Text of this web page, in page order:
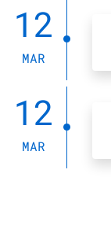
12
MAR
12
MAR